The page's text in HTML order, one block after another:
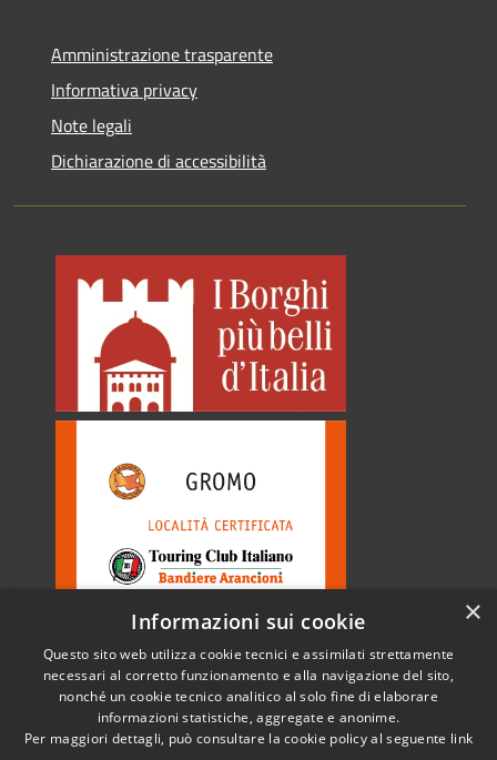
Amministrazione trasparente
Informativa privacy
Note legali
Dichiarazione di accessibilità
Accessibilità
Copyright © 2026 • Comune di
Gromo • Powered by
×
Informazioni sui cookie
Questo sito web utilizza cookie tecnici e assimilati strettamente
necessari al corretto funzionamento e alla navigazione del sito,
nonché un cookie tecnico analitico al solo fine di elaborare
informazioni statistiche, aggregate e anonime.
Per maggiori dettagli, può consultare la cookie policy al seguente link